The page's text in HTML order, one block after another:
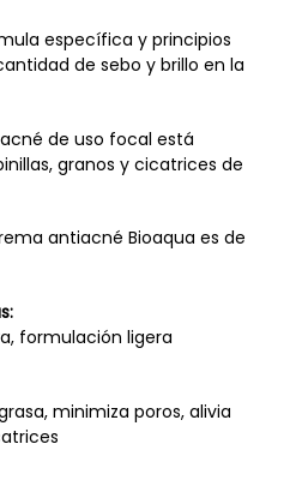
específica y principios
de sebo y brillo en la
de uso focal está
granos y cicatrices de
antiacné Bioaqua es de
formulación ligera
minimiza poros, alivia